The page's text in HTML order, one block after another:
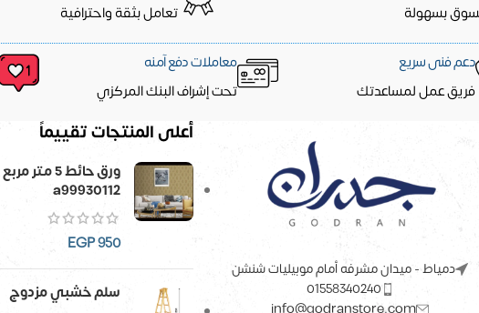
بسهولة
تعامل بثقة واحترافية
دعم فنى سريع
فريق عمل لمساعدتك
معاملات دفع آمنه
تحت إشراف البنك المركزي
دمياط - ميدان مشرفه أمام موبيليات شنشن
01558340240
أعلى المنتجات تقييماً
a99930112
EGP950
سلم خشبي مزدوج